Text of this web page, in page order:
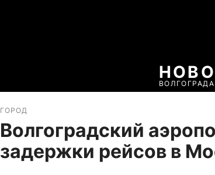
ВОЛГОГРАДА
ГОРОД
Волгоградский
задержки рейсов в